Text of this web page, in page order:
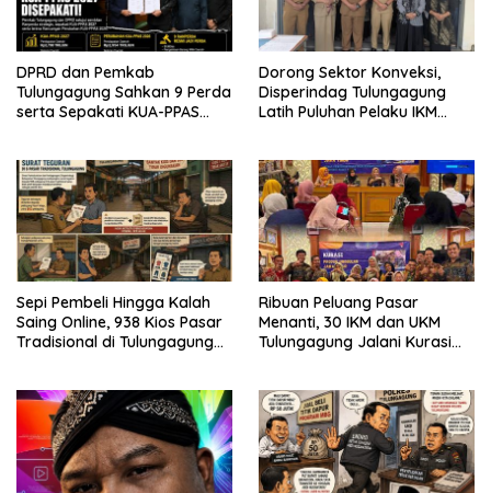
DPRD dan Pemkab
Tulungagung Sahkan 9 Perda
serta Sepakati KUA-PPAS
Dorong Sektor Konveksi,
Disperindag Tulungagung
Latih Puluhan Pelaku IKM
Sepi Pembeli Hingga Kalah
Saing Online, 938 Kios Pasar
Tradisional di Tulungagung
Ribuan Peluang Pasar
Menanti, 30 IKM dan UKM
Tulungagung Jalani Kurasi